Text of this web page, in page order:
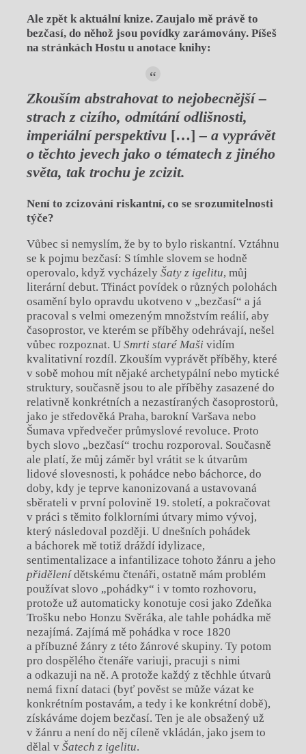
Ale zpět k aktuální knize. Zaujalo mě právě to
bezčasí, do něhož jsou povídky zarámovány. Píšeš
na stránkách Hostu u anotace knihy:
Zkouším abstrahovat to nejobecnější –
strach z cizího, odmítání odlišnosti,
imperiální perspektivu[…]– a vyprávět
o těchto jevech jako o tématech z jiného
světa, tak trochu je zcizit.
Není to zcizování riskantní, co se srozumitelnosti
týče?
Vůbec si nemyslím, že by to bylo riskantní. Vztáhnu
se k pojmu bezčasí: S tímhle slovem se hodně
operovalo, když vycházely Šaty z igelitu, můj
literární debut. Třináct povídek o různých polohách
osamění bylo opravdu ukotveno v „bezčasí“ a já
pracoval s velmi omezeným množstvím reálií, aby
časoprostor, ve kterém se příběhy odehrávají, nešel
vůbec rozpoznat. U Smrti staré Maši vidím
kvalitativní rozdíl. Zkouším vyprávět příběhy, které
v sobě mohou mít nějaké archetypální nebo mytické
struktury, současně jsou to ale příběhy zasazené do
relativně konkrétních a nezastíraných časoprostorů,
jako je středověká Praha, barokní Varšava nebo
Šumava vpředvečer průmyslové revoluce. Proto
bych slovo „bezčasí“ trochu rozporoval. Současně
ale platí, že můj záměr byl vrátit se k útvarům
lidové slovesnosti, k pohádce nebo báchorce, do
doby, kdy je teprve kanonizovaná a ustavovaná
sběrateli v první polovině 19. století, a pokračovat
v práci s těmito folklorními útvary mimo vývoj,
který následoval později. U dnešních pohádek
a báchorek mě totiž dráždí idylizace,
sentimentalizace a infantilizace tohoto žánru a jeho
přidělenídětskému čtenáři, ostatně mám problém
používat slovo „pohádky“ i v tomto rozhovoru,
protože už automaticky konotuje cosi jako Zdeňka
Trošku nebo Honzu Svěráka, ale tahle pohádka mě
nezajímá. Zajímá mě pohádka v roce 1820
a příbuzné žánry z této žánrové skupiny. Ty potom
pro dospělého čtenáře variuji, pracuji s nimi
a odkazuji na ně. A protože každý z těchhle útvarů
nemá fixní dataci (byť pověst se může vázat ke
konkrétním postavám, a tedy i ke konkrétní době),
získáváme dojem bezčasí. Ten je ale obsažený už
v žánru a není do něj cíleně vkládán, jako jsem to
dělal v Šatech z igelitu.